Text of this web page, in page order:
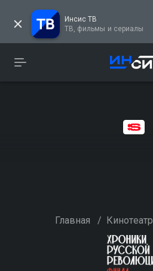
Инсис ТВ
ТВ, фильмы и сериалы
Главная / Кинотеатр